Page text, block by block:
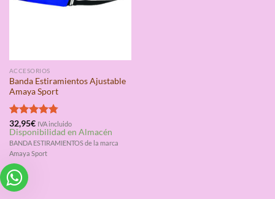
ACCESORIOS
Banda Estiramientos Ajustable
Amaya Sport
Valorado
con4.75
de 5
32,95€ IVA incluido
Disponibilidad en Almacén
BANDA ESTIRAMIENTOS de la marca
Amaya Sport